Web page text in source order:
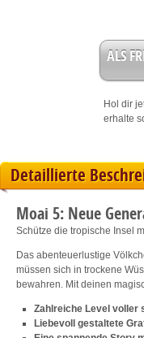
ALS
Hol dir
erhalte
Detaillierte
Moai 5: Neue
Schütze die tropische Insel
Das abenteuerlustige
müssen sich in trockene
bewahren. Mit deinen
Zahlreiche Level voller
Liebevoll gestaltete